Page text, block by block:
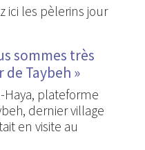
ici les pèlerins jour
sommes très
Taybeh »
Haya, plateforme
dernier village
en visite au